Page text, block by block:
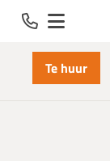
Te huur